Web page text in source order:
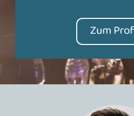
Zum